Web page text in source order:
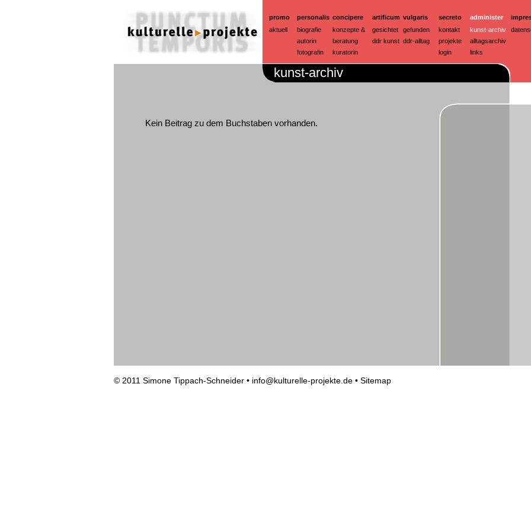
promo
aktuell
personalis
biografie
autorin
fotografin
concipere
konzepte &
beratung
kuratorin
artificum
gesichtet
ddr kunst
vulgaris
gefunden
ddr-alltag
secreto
kontakt
projekte
login
administer
kunst-archiv
alltagsarchiv
links
kunst-archiv
Kein Beitrag zu dem Buchstaben vorhanden.
© 2011 Simone Tippach-Schneider • info@kulturelle-projekte.de • Sitemap